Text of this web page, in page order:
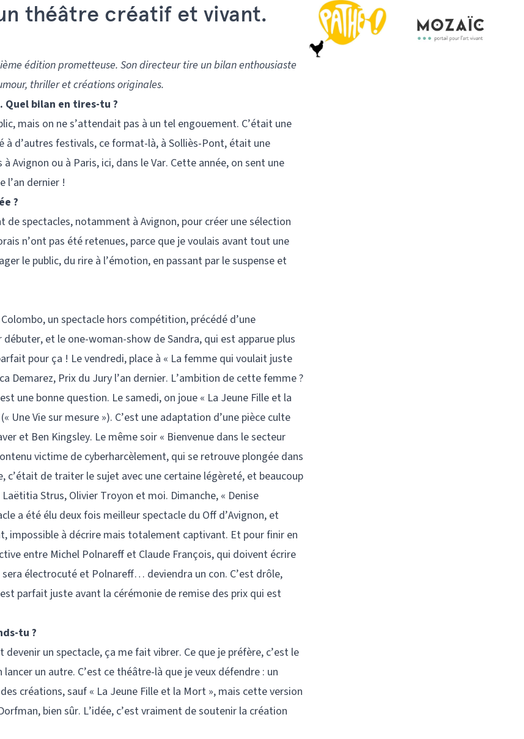
théâtre créatif et vivant.
édition prometteuse. Son directeur tire un bilan enthousiaste
thriller et créations originales.
bilan en tires-tu ?
mais on ne s’attendait pas à un tel engouement. C’était une
d’autres festivals, ce format-là, à Solliès-Pont, était une
Avignon ou à Paris, ici, dans le Var. Cette année, on sent une
l’an dernier !
?
spectacles, notamment à Avignon, pour créer une sélection
n’ont pas été retenues, parce que je voulais avant tout une
le public, du rire à l’émotion, en passant par le suspense et
un spectacle hors compétition, précédé d’une
et le one-woman-show de Sandra, qui est apparue plus
pour ça ! Le vendredi, place à « La femme qui voulait juste
Demarez, Prix du Jury l’an dernier. L’ambition de cette femme ?
une bonne question. Le samedi, on joue « La Jeune Fille et la
Vie sur mesure »). C’est une adaptation d’une pièce culte
et Ben Kingsley. Le même soir « Bienvenue dans le secteur
victime de cyberharcèlement, qui se retrouve plongée dans
c’était de traiter le sujet avec une certaine légèreté, et beaucoup
Strus, Olivier Troyon et moi. Dimanche, « Denise
a été élu deux fois meilleur spectacle du Off d’Avignon, et
impossible à décrire mais totalement captivant. Et pour finir en
entre Michel Polnareff et Claude François, qui doivent écrire
sera électrocuté et Polnareff… deviendra un con. C’est drôle,
parfait juste avant la cérémonie de remise des prix qui est
tu ?
un spectacle, ça me fait vibrer. Ce que je préfère, c’est le
un autre. C’est ce théâtre-là que je veux défendre : un
créations, sauf « La Jeune Fille et la Mort », mais cette version
bien sûr. L’idée, c’est vraiment de soutenir la création